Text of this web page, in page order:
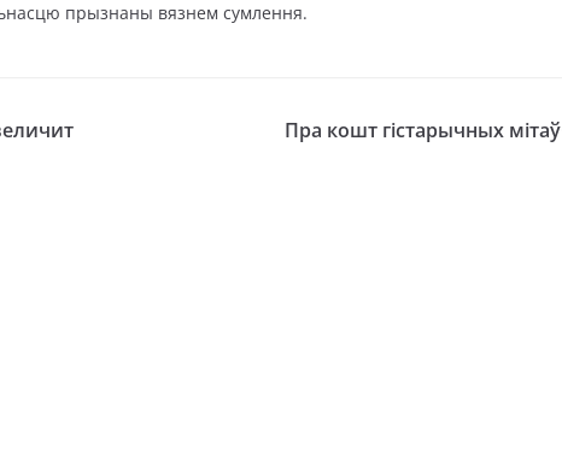
прызнаны вязнем сумлення.
Пра кошт гістарычных мітаў